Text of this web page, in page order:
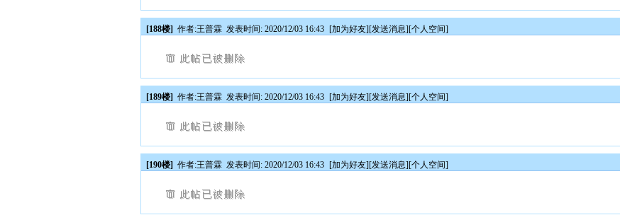
[188楼] 作者:王普霖 发表时间: 2020/12/03 16:43 [加为好友][发送消息][个人空间]
[189楼] 作者:王普霖 发表时间: 2020/12/03 16:43 [加为好友][发送消息][个人空间]
[190楼] 作者:王普霖 发表时间: 2020/12/03 16:43 [加为好友][发送消息][个人空间]